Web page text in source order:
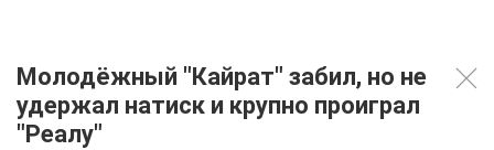
Молодёжный "Кайрат" забил, но не
удержал натиск и крупно проиграл
"Реалу"